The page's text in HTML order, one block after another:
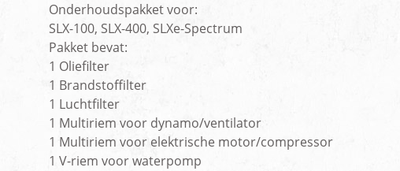
Onderhoudspakket voor:
SLX-100, SLX-400, SLXe-Spectrum
Pakket bevat:
1 Oliefilter
1 Brandstoffilter
1 Luchtfilter
1 Multiriem voor dynamo/ventilator
1 Multiriem voor elektrische motor/compressor
1 V-riem voor waterpomp